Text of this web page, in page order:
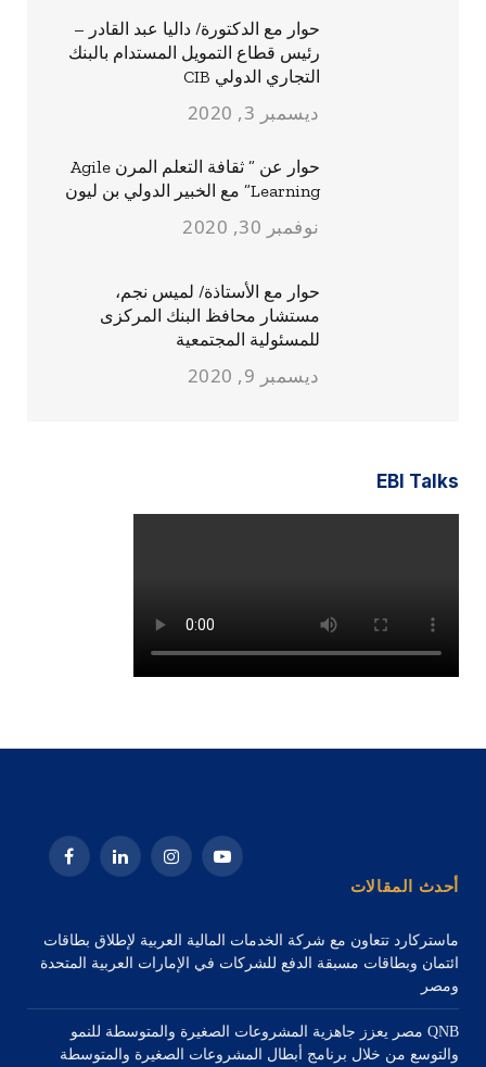
حوار مع الدكتورة/ داليا عبد القادر –
رئيس قطاع التمويل المستدام بالبنك
التجاري الدولي CIB
ديسمبر 3, 2020
حوار عن ” ثقافة التعلم المرن Agile
Learning” مع الخبير الدولي بن ليون
نوفمبر 30, 2020
حوار مع الأستاذة/ لميس نجم،
مستشار محافظ البنك المركزى
للمسئولية المجتمعية
ديسمبر 9, 2020
EBI Talks
يوتيوب الانستغراملينكدإن فيسبوك
أحدث المقالات
ماستركارد تتعاون مع شركة الخدمات المالية العربية لإطلاق بطاقات
ائتمان وبطاقات مسبقة الدفع للشركات في الإمارات العربية المتحدة
ومصر
QNB مصر يعزز جاهزية المشروعات الصغيرة والمتوسطة للنمو
والتوسع من خلال برنامج أبطال المشروعات الصغيرة والمتوسطة